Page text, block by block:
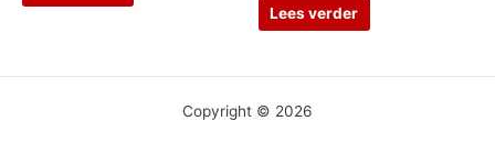
Lees verder
Copyright © 2026